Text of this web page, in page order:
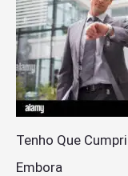
Tenho Que
Embora